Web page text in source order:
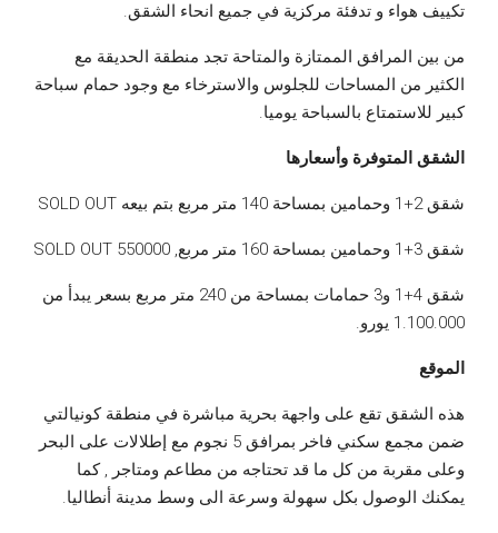
تكييف هواء و تدفئة مركزية في جميع انحاء الشقق.
من بين المرافق الممتازة والمتاحة تجد منطقة الحديقة مع
الكثير من المساحات للجلوس والاسترخاء مع وجود حمام سباحة
كبير للاستمتاع بالسباحة يوميا.
الشقق المتوفرة وأسعارها
شقق 2+1 وحمامين بمساحة 140 متر مربع بتم بيعه SOLD OUT
شقق 3+1 وحمامين بمساحة 160 متر مربع, 550000 SOLD OUT
شقق 4+1 و3 حمامات بمساحة من 240 متر مربع بسعر يبدأ من
1.100.000 يورو.
الموقع
هذه الشقق تقع على واجهة بحرية مباشرة في منطقة كونيالتي
ضمن مجمع سكني فاخر بمرافق 5 نجوم مع إطلالات على البحر
وعلى مقربة من كل ما قد تحتاجه من مطاعم ومتاجر , كما
يمكنك الوصول بكل سهولة وسرعة الى وسط مدينة أنطاليا.